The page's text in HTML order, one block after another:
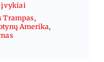
įvykiai
Trampas,
Amerika,